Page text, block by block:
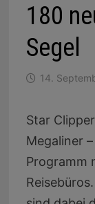
180
Segel
14.
Star
Megaliner
Programm